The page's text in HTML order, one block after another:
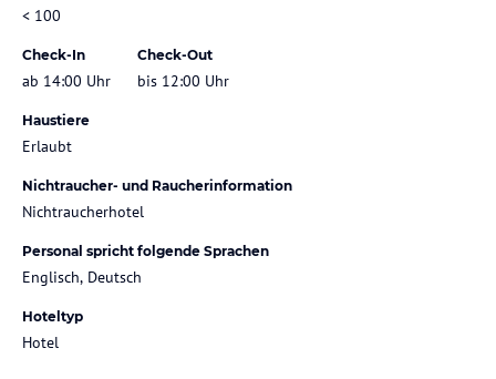
< 100
Check-In
ab 14:00 Uhr
Check-Out
bis 12:00 Uhr
Haustiere
Erlaubt
Nichtraucher- und Raucherinformation
Nichtraucherhotel
Personal spricht folgende Sprachen
Englisch, Deutsch
Hoteltyp
Hotel